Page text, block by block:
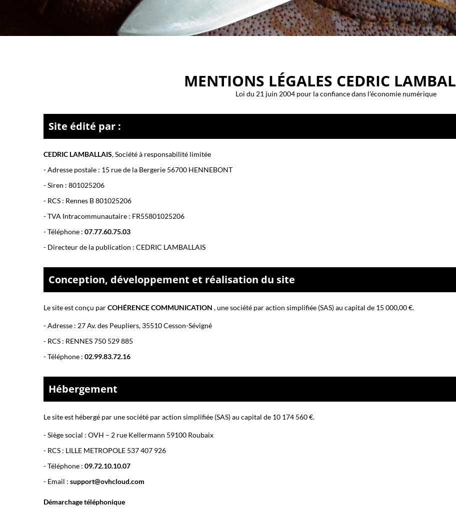
MENTIONS LÉGALES CEDRIC
Loi du 21 juin 2004 pour la confiance dans l'économie numérique
Site édité par :
CEDRIC LAMBALLAIS,Société à responsabilité limitée
- Adresse postale : 15 rue de la Bergerie 56700 HENNEBONT
- Siren : 801025206
- RCS : Rennes B 801025206
- TVA Intracommunautaire : FR55801025206
- Téléphone : 07.77.60.75.03
- Directeur de la publication : CEDRIC LAMBALLAIS
Conception, développement et réalisation du site
Le site est conçu parCOHÉRENCE COMMUNICATION ,une société par action simplifiée (SAS) au capital de 15 000,00 €.
-Adresse : 27 Av. des Peupliers, 35510 Cesson-Sévigné
- RCS : RENNES 750 529 885
- Téléphone : 02.99.83.72.16
Hébergement
Le site est hébergé parune société par action simplifiée (SAS) au capital de 10 174 560 €.
-Siège social : OVH – 2 rue Kellermann 59100 Roubaix
- RCS : LILLE METROPOLE 537 407 926
- Téléphone : 09.72.10.10.07
- Email : support@ovhcloud.com
Démarchage téléphonique